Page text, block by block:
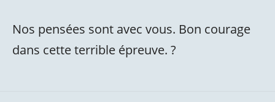
Nos pensées sont avec vous. Bon courage
dans cette terrible épreuve. ?